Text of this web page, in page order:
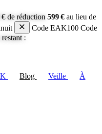
de réduction 599 € au lieu de
Code EAK100 Code
:
Blog Veille
À